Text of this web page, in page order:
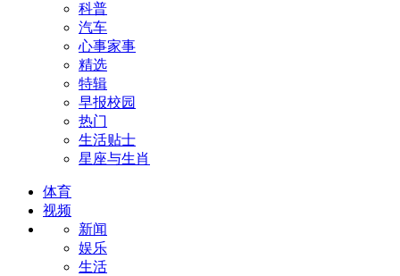
科普
汽车
心事家事
精选
特辑
早报校园
热门
生活贴士
星座与生肖
体育
视频
新闻
娱乐
生活